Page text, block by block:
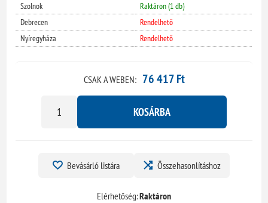
Szolnok
Raktáron (1 db)
Debrecen
Rendelhető
Nyíregyháza
Rendelhető
CSAK A WEBEN: 76 417 Ft
KOSÁRBA
Bevásárló listára Összehasonlításhoz
Elérhetőség:Raktáron